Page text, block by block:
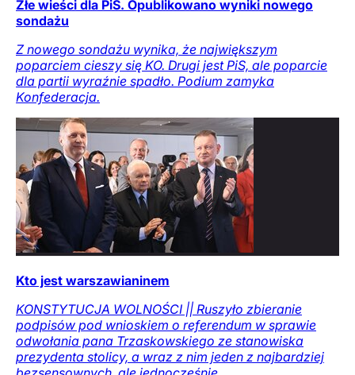
Złe wieści dla PiS. Opublikowano wyniki nowego
sondażu
Z nowego sondażu wynika, że największym
poparciem cieszy się KO. Drugi jest PiS, ale poparcie
dla partii wyraźnie spadło. Podium zamyka
Konfederacja.
Kto jest warszawianinem
KONSTYTUCJA WOLNOŚCI || Ruszyło zbieranie
podpisów pod wnioskiem o referendum w sprawie
odwołania pana Trzaskowskiego ze stanowiska
prezydenta stolicy, a wraz z nim jeden z najbardziej